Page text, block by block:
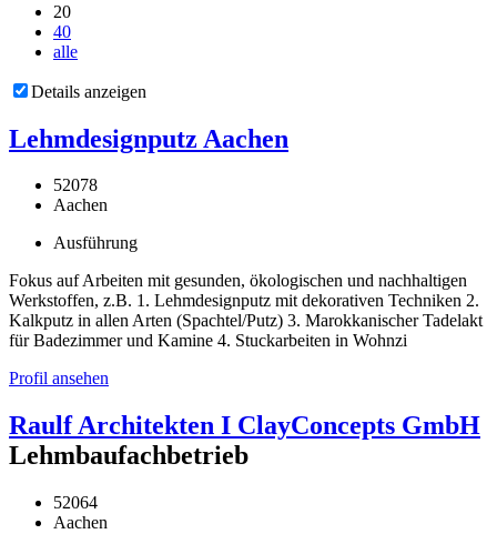
20
40
alle
Details anzeigen
Lehmdesignputz Aachen
52078
Aachen
Ausführung
Fokus auf Arbeiten mit gesunden, ökologischen und nachhaltigen
Werkstoffen, z.B. 1. Lehmdesignputz mit dekorativen Techniken 2.
Kalkputz in allen Arten (Spachtel/Putz) 3. Marokkanischer Tadelakt
für Badezimmer und Kamine 4. Stuckarbeiten in Wohnzi
Profil ansehen
Raulf Architekten I ClayConcepts GmbH
Lehmbaufachbetrieb
52064
Aachen